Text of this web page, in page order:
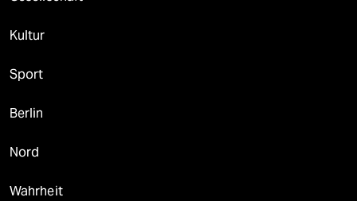
Kultur
Sport
Berlin
Nord
Wahrheit